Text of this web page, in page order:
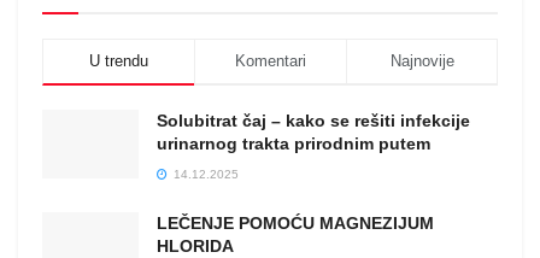
U trendu Komentari Najnovije
Solubitrat čaj – kako se rešiti infekcije
urinarnog trakta prirodnim putem
14.12.2025
LEČENJE POMOĆU MAGNEZIJUM
HLORIDA